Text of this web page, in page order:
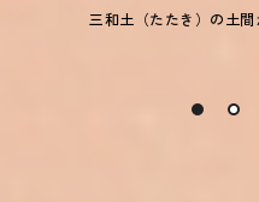
三和土（たたき）の土